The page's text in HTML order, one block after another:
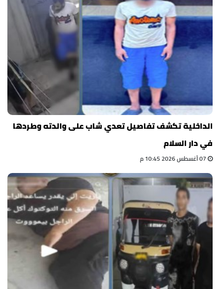
الداخلية تكشف تفاصيل تعدي شاب على والدته وطردها
في دار السلام